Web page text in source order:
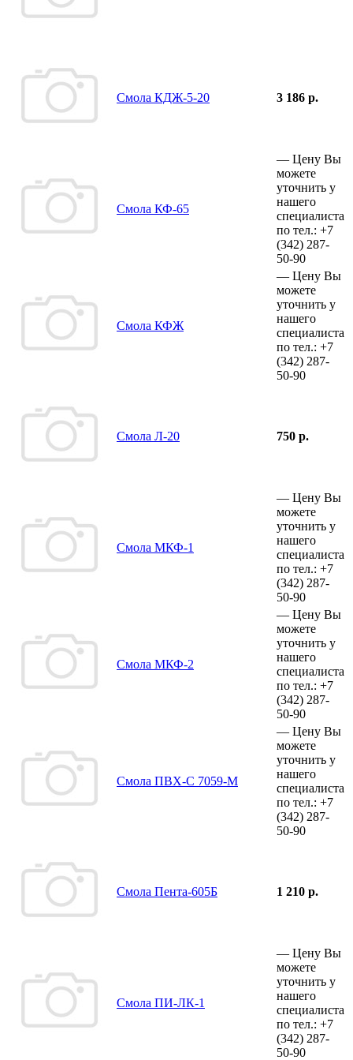
Смола КДЖ-5-20 3 186 р.
Смола КФ-65
— Цену Вы
можете
уточнить у
нашего
специалиста
по тел.: +7
(342) 287-
50-90
Смола КФЖ
— Цену Вы
можете
уточнить у
нашего
специалиста
по тел.: +7
(342) 287-
50-90
Смола Л-20 750 р.
Смола МКФ-1
— Цену Вы
можете
уточнить у
нашего
специалиста
по тел.: +7
(342) 287-
50-90
Смола МКФ-2
— Цену Вы
можете
уточнить у
нашего
специалиста
по тел.: +7
(342) 287-
50-90
Смола ПВХ-С 7059-М
— Цену Вы
можете
уточнить у
нашего
специалиста
по тел.: +7
(342) 287-
50-90
Смола Пента-605Б 1 210 р.
Смола ПИ-ЛК-1
— Цену Вы
можете
уточнить у
нашего
специалиста
по тел.: +7
(342) 287-
50-90